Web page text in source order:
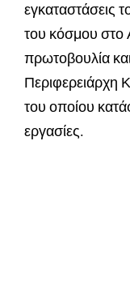
εγκαταστάσεις
του κόσμου στο
πρωτοβουλία
Περιφερειάρχη
του οποίου
εργασίες.